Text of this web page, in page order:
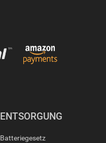
ENTSORGUNG
Batteriegesetz